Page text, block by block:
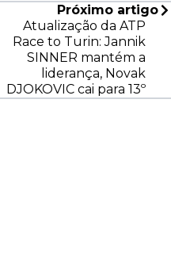
Próximo artigo
Atualização da ATP
Race to Turin: Jannik
SINNER mantém a
liderança, Novak
DJOKOVIC cai para 13º